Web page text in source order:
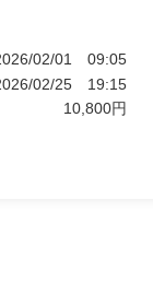
02/01
09:05
02/25
19:15
10,800円